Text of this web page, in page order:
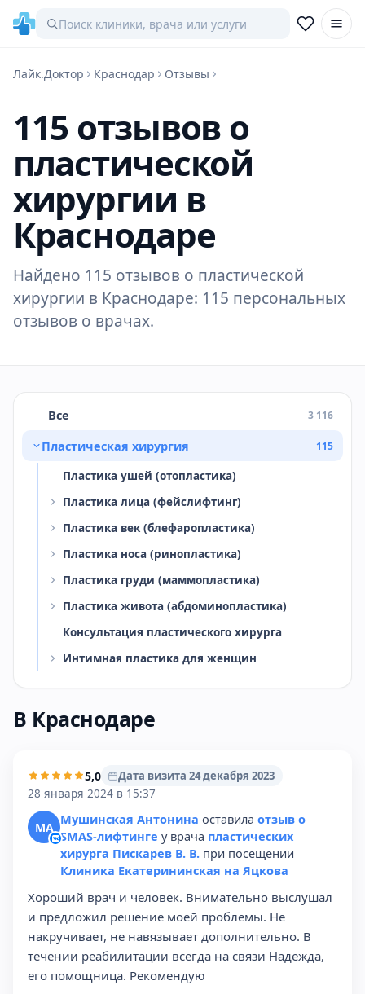
Лайк.Доктор Краснодар Отзывы
115 отзывов о
пластической
хирургии в
Краснодаре
Найдено 115 отзывов о пластической
хирургии в Краснодаре: 115 персональных
отзывов о врачах.
Все 3 116
Пластическая хирургия 115
Пластика ушей (отопластика)
Пластика лица (фейслифтинг)
Пластика век (блефаропластика)
Пластика носа (ринопластика)
Пластика груди (маммопластика)
Пластика живота (абдоминопластика)
Консультация пластического хирурга
Интимная пластика для женщин
В Краснодаре
5,0
Дата визита 24 декабря 2023
28 января 2024 в 15:37
МА Мушинская Антонина оставила отзыв о
SMAS-лифтинге у врача пластических
хирурга Пискарев В. В. при посещении
Клиника Екатерининская на Яцкова
Хороший врач и человек. Внимательно выслушал
и предложил решение моей проблемы. Не
накручивает, не навязывает дополнительно. В
течении реабилитации всегда на связи Надежда,
его помощница. Рекомендую